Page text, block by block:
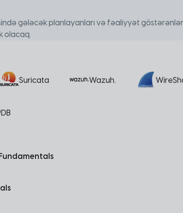
gələcək planlayanları və fəaliyyət
olacaq.
Suricata Wazuh.